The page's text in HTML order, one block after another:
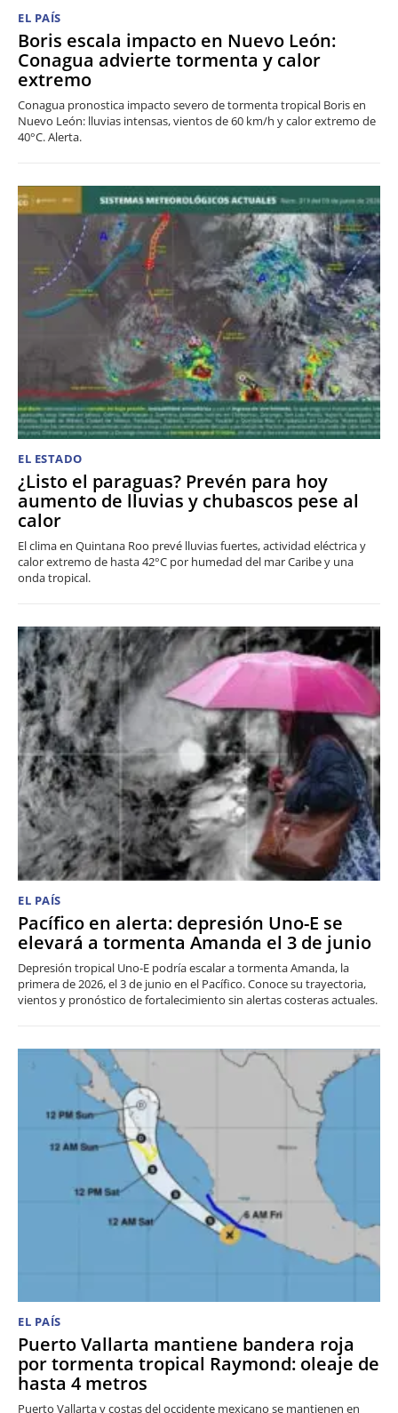
EL PAÍS
Boris escala impacto en Nuevo León:
Conagua advierte tormenta y calor
extremo
Conagua pronostica impacto severo de tormenta tropical Boris en
Nuevo León: lluvias intensas, vientos de 60 km/h y calor extremo de
40°C. Alerta.
EL ESTADO
¿Listo el paraguas? Prevén para hoy
aumento de lluvias y chubascos pese al
calor
El clima en Quintana Roo prevé lluvias fuertes, actividad eléctrica y
calor extremo de hasta 42°C por humedad del mar Caribe y una
onda tropical.
EL PAÍS
Pacífico en alerta: depresión Uno-E se
elevará a tormenta Amanda el 3 de junio
Depresión tropical Uno-E podría escalar a tormenta Amanda, la
primera de 2026, el 3 de junio en el Pacífico. Conoce su trayectoria,
vientos y pronóstico de fortalecimiento sin alertas costeras actuales.
EL PAÍS
Puerto Vallarta mantiene bandera roja
por tormenta tropical Raymond: oleaje de
hasta 4 metros
Puerto Vallarta y costas del occidente mexicano se mantienen en